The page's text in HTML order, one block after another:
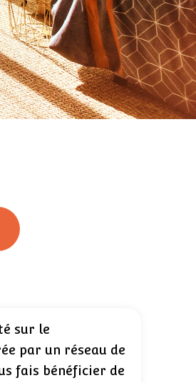
sur le
par un réseau de
fais bénéficier de